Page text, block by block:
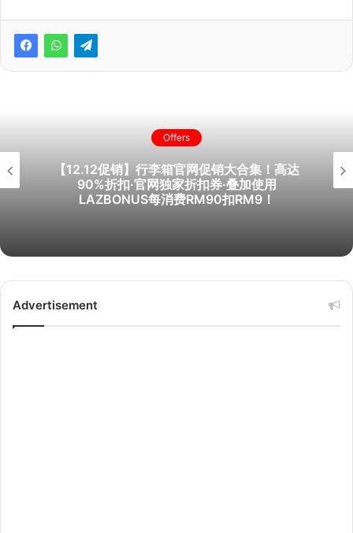
Offers
【12.12促销】行李箱官网促销大合集！高达
90%折扣·官网独家折扣券·叠加使用
LAZBONUS每消费RM90扣RM9！
Advertisement